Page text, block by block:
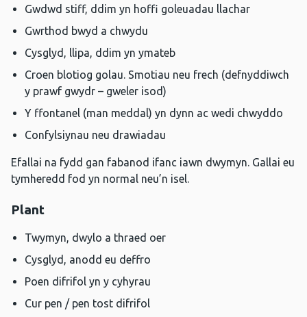
Gwdwd stiff, ddim yn hoffi goleuadau llachar
Gwrthod bwyd a chwydu
Cysglyd, llipa, ddim yn ymateb
Croen blotiog golau. Smotiau neu frech (defnyddiwch
y prawf gwydr – gweler isod)
Y ffontanel (man meddal) yn dynn ac wedi chwyddo
Confylsiynau neu drawiadau
Efallai na fydd gan fabanod ifanc iawn dwymyn. Gallai eu
tymheredd fod yn normal neu’n isel.
Plant
Twymyn, dwylo a thraed oer
Cysglyd, anodd eu deffro
Poen difrifol yn y cyhyrau
Cur pen / pen tost difrifol